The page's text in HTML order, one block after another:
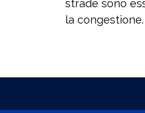
strade sono
la congestione.